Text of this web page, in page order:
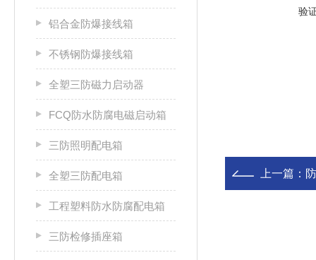
铝合金防爆接线箱
不锈钢防爆接线箱
全塑三防磁力启动器
FCQ防水防腐电磁启动箱
三防照明配电箱
全塑三防配电箱
工程塑料防水防腐配电箱
三防检修插座箱
验
上一篇：